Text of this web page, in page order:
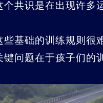
个共识是在出现许多
基础的训练规则很
问题在于孩子们的